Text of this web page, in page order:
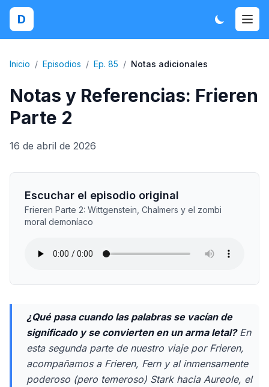
D
Inicio / Episodios / Ep. 85 / Notas adicionales
Notas y Referencias: Frieren
Parte 2
16 de abril de 2026
Escuchar el episodio original
Frieren Parte 2: Wittgenstein, Chalmers y el zombi
moral demoníaco
¿Qué pasa cuando las palabras se vacían de
significado y se convierten en un arma letal?En
esta segunda parte de nuestro viaje por Frieren,
acompañamos a Frieren, Fern y al inmensamente
poderoso (pero temeroso) Stark hacia Aureole, el